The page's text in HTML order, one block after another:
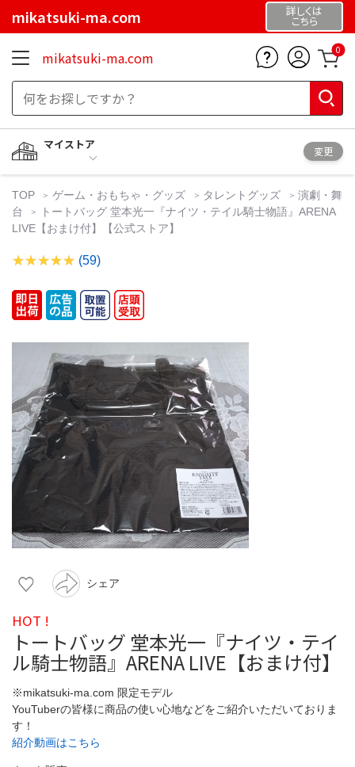
mikatsuki-ma.com 詳しくは
こちら
mikatsuki-ma.com 0
マイストア
変更
TOP ゲーム・おもちゃ・グッズ タレントグッズ
演劇・舞
台
トートバッグ 堂本光一『ナイツ・テイル騎士物語』ARENA
LIVE【おまけ付】【公式ストア】
(59)
シェア
HOT !
トートバッグ 堂本光一『ナイツ・テイ
ル騎士物語』ARENA LIVE【おまけ付】
※mikatsuki-ma.com 限定モデル
YouTuberの皆様に商品の使い心地などをご紹介いただいておりま
す！
紹介動画はこちら